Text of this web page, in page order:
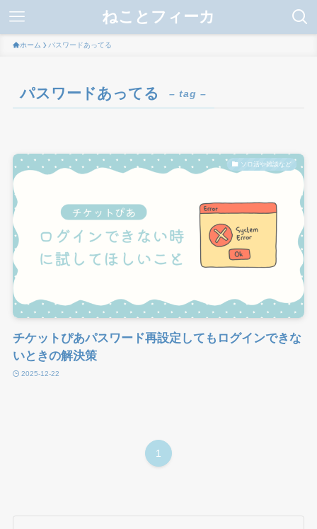
ねことフィーカ
ホーム パスワードあってる
パスワードあってる – tag –
ソロ活や雑談など
チケットぴあパスワード再設定してもログインできな
いときの解決策
2025-12-22
1